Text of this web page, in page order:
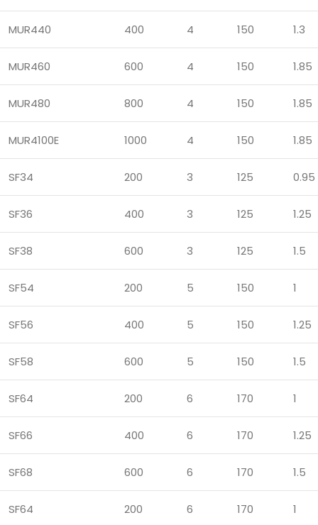
MUR440 400 4 150 1.3
MUR460 600 4 150 1.85
MUR480 800 4 150 1.85
MUR4100E 1000 4 150 1.85
SF34 200 3 125 0.95
SF36 400 3 125 1.25
SF38 600 3 125 1.5
SF54 200 5 150 1
SF56 400 5 150 1.25
SF58 600 5 150 1.5
SF64 200 6 170 1
SF66 400 6 170 1.25
SF68 600 6 170 1.5
SF64 200 6 170 1